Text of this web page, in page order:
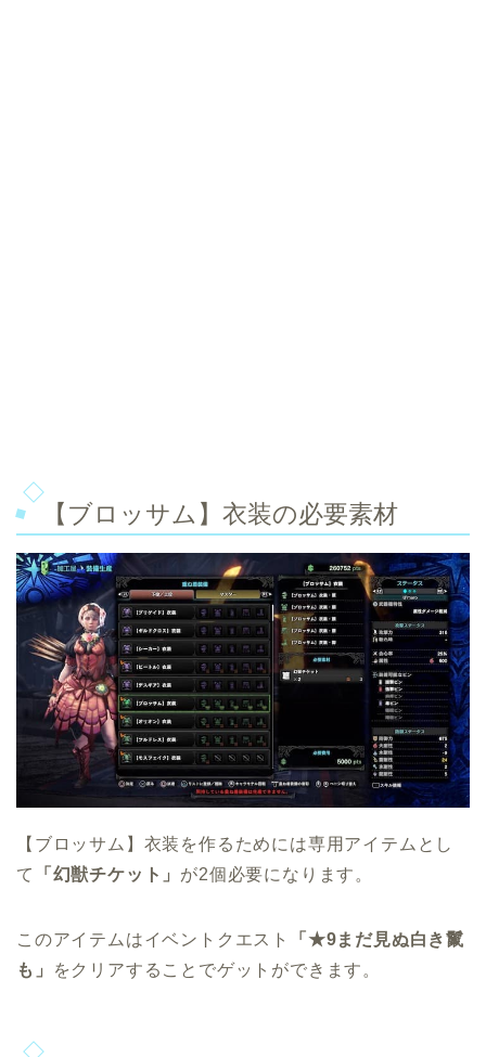
【ブロッサム】衣装の必要素材
【ブロッサム】衣装を作るためには専用アイテムとし
て
「幻獣チケット 」 が2個必要になります。
このアイテムはイベントクエスト
「★9まだ見ぬ白き鬣
も」
をクリアすることでゲットができます。